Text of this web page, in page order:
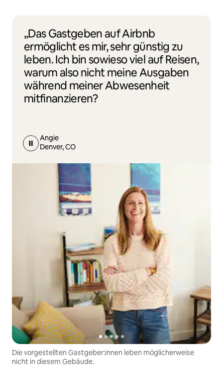
„Das Gastgeben auf Airbnb
ermöglicht es mir, sehr günstig zu
leben. Ich bin sowieso viel auf Reisen,
warum also nicht meine Ausgaben
während meiner Abwesenheit
mitfinanzieren?
Angie
Denver, CO
Die vorgestellten Gastgeber:innen leben möglicherweise
nicht in diesem Gebäude.